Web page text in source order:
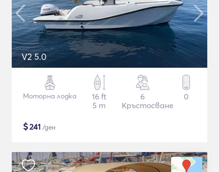
V2 5.0
Моторна лодка
16 ft
5 m
6
Кръстосване
0
$241 /ден